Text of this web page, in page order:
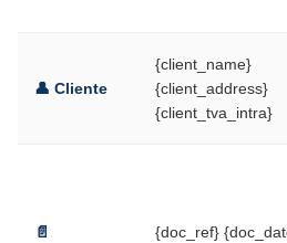
👤 Cliente
{client_name}
{client_address}
{client_tva_intra}
📄
{doc_ref}